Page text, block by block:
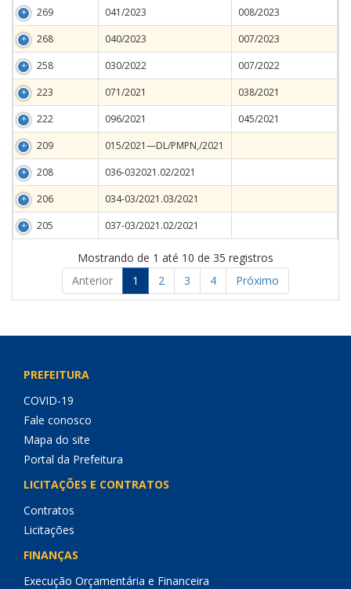
269
041/2023
008/2023
268
040/2023
007/2023
258
030/2022
007/2022
223
071/2021
038/2021
222
096/2021
045/2021
209
015/2021—DL/PMPN,/2021
208
036-032021.02/2021
206
034-03/2021.03/2021
205
037-03/2021.02/2021
Mostrando de 1 até 10 de 35 registros
Anterior
1 2 3 4 Próximo
PREFEITURA
COVID-19
Fale conosco
Mapa do site
Portal da Prefeitura
LICITAÇÕES E CONTRATOS
Contratos
Licitações
FINANÇAS
Execução Orçamentária e Financeira